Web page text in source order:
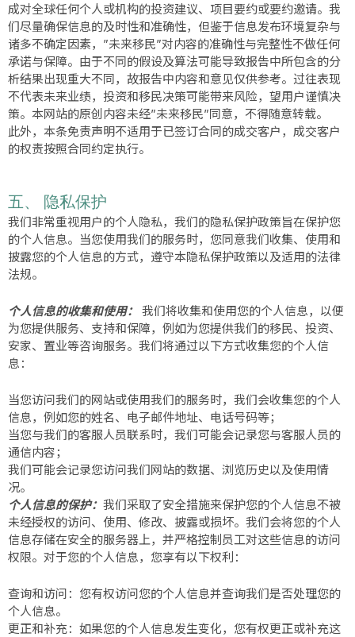
成对全球任何个人或机构的投资建议、项目要约或要约邀请。我
们尽量确保信息的及时性和准确性，但鉴于信息发布环境复杂与
诸多不确定因素，”未来移民”对内容的准确性与完整性不做任何
承诺与保障。由于不同的假设及算法可能导致报告中所包含的分
析结果出现重大不同，故报告中内容和意见仅供参考。过往表现
不代表未来业绩，投资和移民决策可能带来风险，望用户谨慎决
策。本网站的原创内容未经”未来移民”同意，不得随意转载。
此外，本条免责声明不适用于已签订合同的成交客户，成交客户
的权责按照合同约定执行。
五、 隐私保护
我们非常重视用户的个人隐私，我们的隐私保护政策旨在保护您
的个人信息。当您使用我们的服务时，您同意我们收集、使用和
披露您的个人信息的方式，遵守本隐私保护政策以及适用的法律
法规。
个人信息的收集和使用： 我们将收集和使用您的个人信息，以便
为您提供服务、支持和保障，例如为您提供我们的移民、投资、
安家、置业等咨询服务。我们将通过以下方式收集您的个人信
息：
当您访问我们的网站或使用我们的服务时，我们会收集您的个人
信息，例如您的姓名、电子邮件地址、电话号码等；
当您与我们的客服人员联系时，我们可能会记录您与客服人员的
通信内容；
我们可能会记录您访问我们网站的数据、浏览历史以及使用情
况。
个人信息的保护： 我们采取了安全措施来保护您的个人信息不被
未经授权的访问、使用、修改、披露或损坏。我们会将您的个人
信息存储在安全的服务器上，并严格控制员工对这些信息的访问
权限。对于您的个人信息，您享有以下权利：
查询和访问：您有权访问您的个人信息并查询我们是否处理您的
个人信息。
更正和补充：如果您的个人信息发生变化，您有权更正或补充这